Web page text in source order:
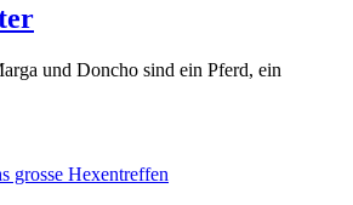
und Doncho sind ein Pferd, ein